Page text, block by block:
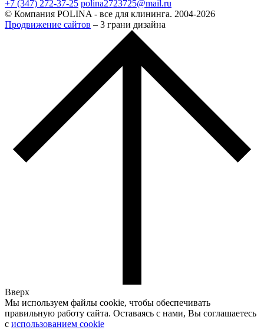
+7 (347) 272-37-25 polina2723725@mail.ru
© Компания POLINA - все для клининга. 2004-2026
Продвижение сайтов – 3 грани дизайна
Вверх
Мы используем файлы cookie, чтобы обеспечивать
правильную работу сайта. Оставаясь с нами, Вы соглашаетесь
с использованием cookie